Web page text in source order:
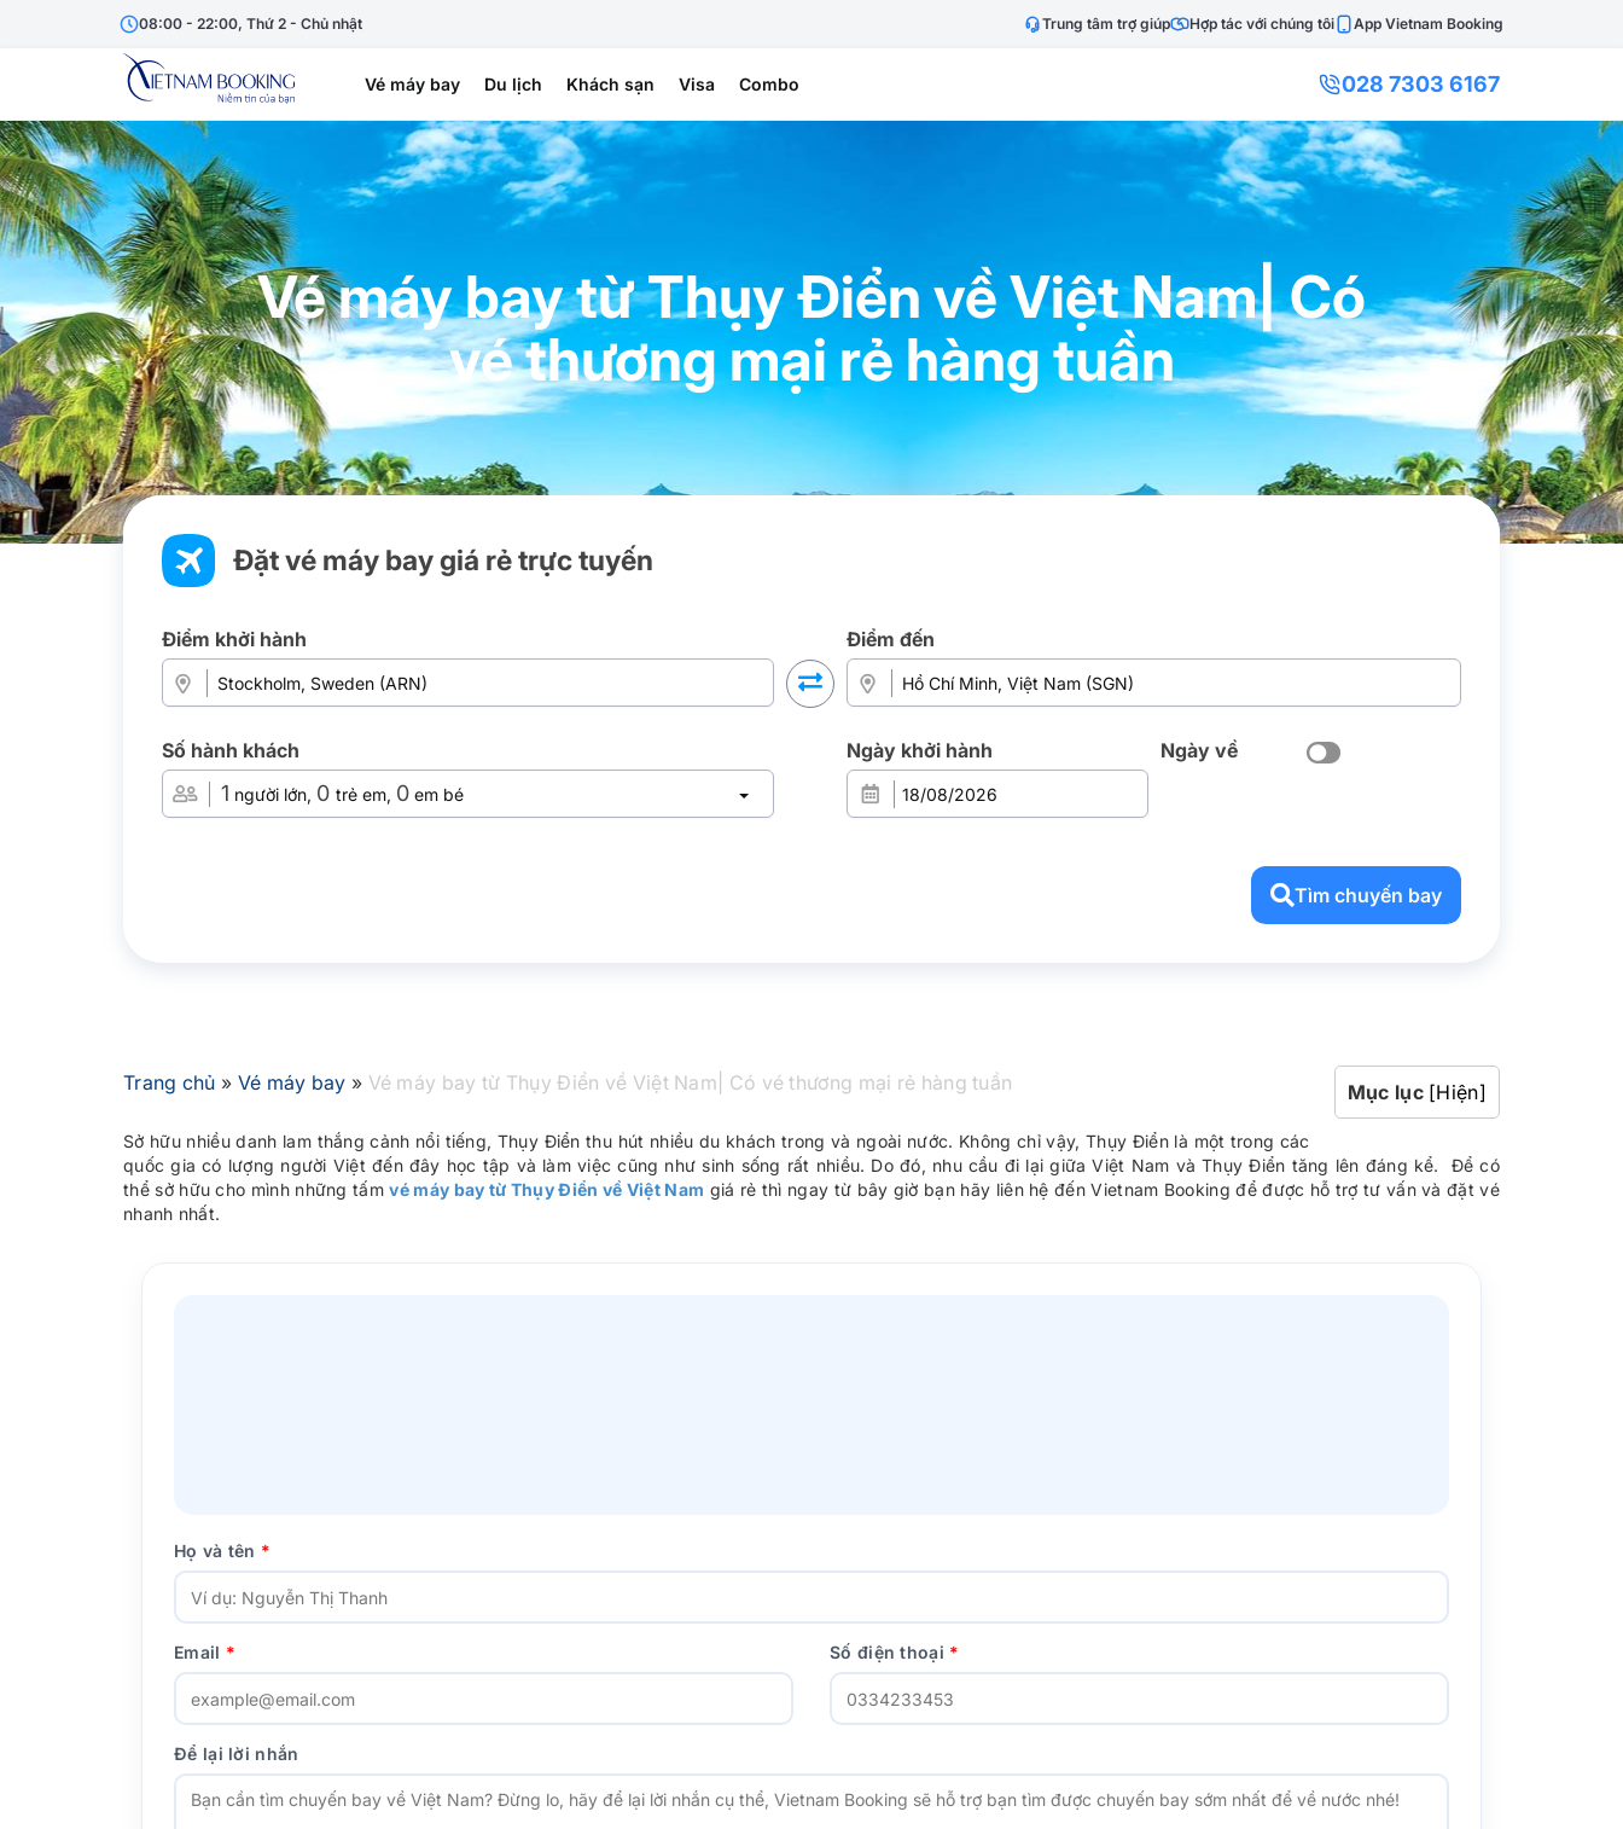
08:00 - 22:00, Thứ 2 - Chủ nhật Trung tâm trợ giúp Hợp tác với chúng tôi App Vietnam Booking
Vé máy bay Du lịch Khách sạn Visa Combo 028 7303 6167
Vé máy bay từ Thụy Điển về Việt Nam| Có
vé thương mại rẻ hàng tuần
Đặt vé máy bay giá rẻ trực tuyến
Điểm khởi hành Điểm đến
Số hành khách
1 người lớn, 0 trẻ em, 0 em bé
Ngày khởi hành Ngày về
Tìm chuyến bay
Mục lục [Hiện]
Trang chủ » Vé máy bay » Vé máy bay từ Thụy Điển về Việt Nam| Có vé thương mại rẻ hàng tuần
Sở hữu nhiều danh lam thắng cảnh nổi tiếng, Thụy Điển thu hút nhiều du khách trong và ngoài nước. Không chỉ vậy, Thụy Điển là một trong các
quốc gia có lượng người Việt đến đây học tập và làm việc cũng như sinh sống rất nhiều. Do đó, nhu cầu đi lại giữa Việt Nam và Thụy Điển tăng lên đáng kể. Để có
thể sở hữu cho mình những tấmvé máy bay từ Thụy Điển về Việt Nam giá rẻ thì ngay từ bây giờ bạn hãy liên hệ đến Vietnam Booking để được hỗ trợ tư vấn và đặt vé
nhanh nhất.
Họ và tên *
Email * Số điện thoại *
Để lại lời nhắn